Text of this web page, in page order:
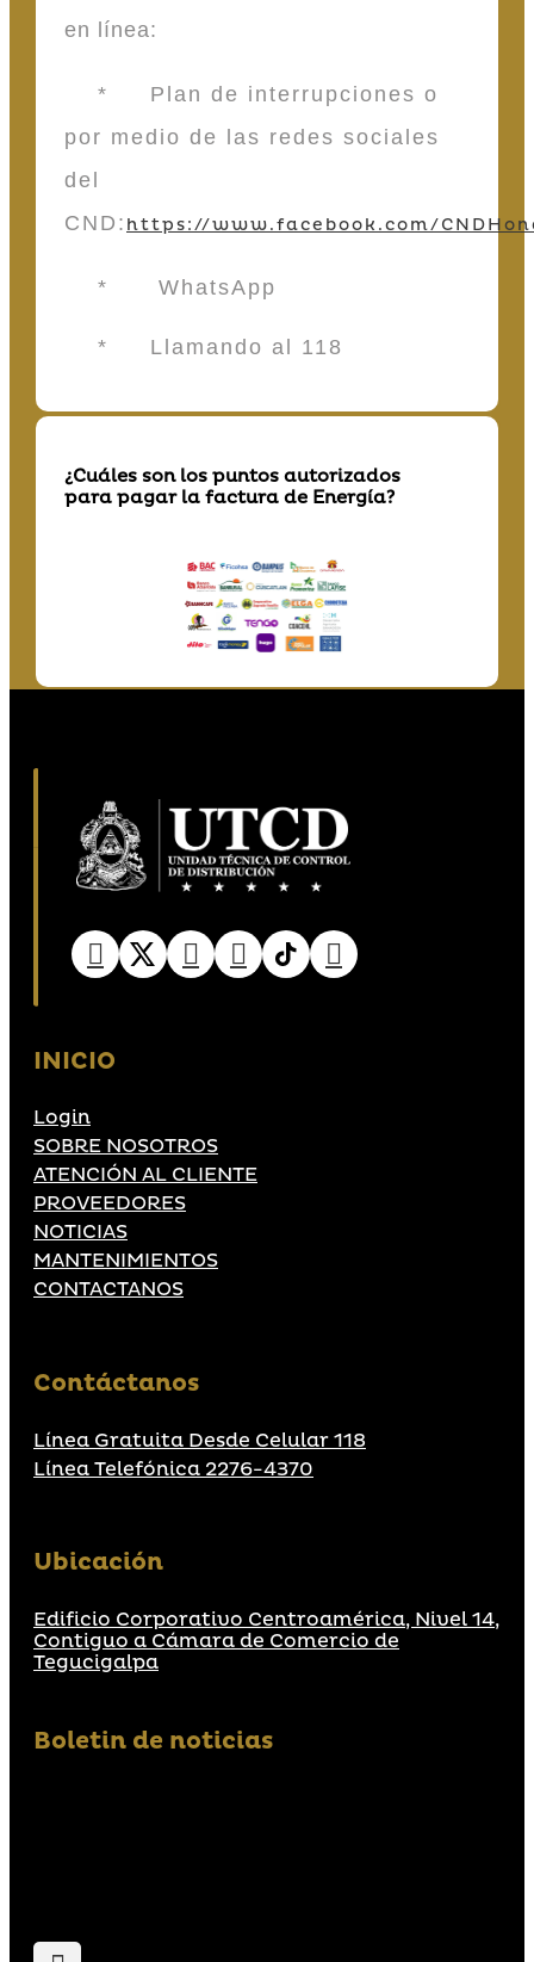
en línea:
* Plan de interrupciones o
por medio de las redes sociales
del
CND: https://www.facebook.com/
* WhatsApp
* Llamando al 118
¿Cuáles son los puntos autorizados
para pagar la factura de Energía?
INICIO
Login
SOBRE NOSOTROS
ATENCIÓN AL CLIENTE
PROVEEDORES
NOTICIAS
MANTENIMIENTOS
CONTACTANOS
Contáctanos
Línea Gratuita Desde Celular 118
Línea Telefónica 2276-4370
Ubicación
Edificio Corporativo Centroamérica, Nivel 14,
Contiguo a Cámara de Comercio de
Tegucigalpa
Boletin de noticias